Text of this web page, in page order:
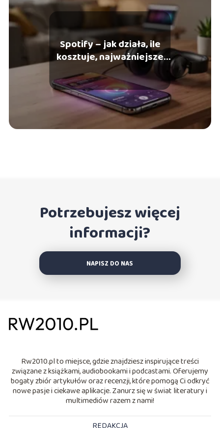
Spotify – jak działa, ile
kosztuje, najważniejsze
funkcje
Potrzebujesz więcej
informacji?
NAPISZ DO NAS
Rw2010.pl to miejsce, gdzie znajdziesz inspirujące treści
związane z książkami, audiobookami i podcastami. Oferujemy
bogaty zbiór artykułów oraz recenzji, które pomogą Ci odkryć
nowe pasje i ciekawe aplikacje. Zanurz się w świat literatury i
multimediów razem z nami!